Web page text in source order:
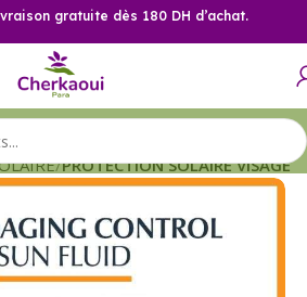
gratuite dès 180 DH d’achat.
PROTECTION SOLAIRE VISAGE